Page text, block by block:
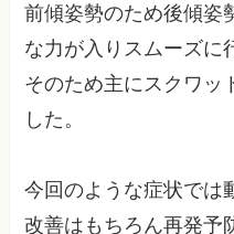
前傾姿勢のため後傾姿
な力が入りスムーズに
そのため主にスクワッ
した。
今回のような症状では
改善はもちろん再発予